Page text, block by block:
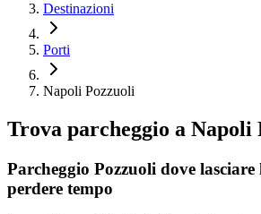
Destinazioni
Porti
Napoli Pozzuoli
Trova parcheggio a Napoli
Parcheggio Pozzuoli dove lasciare
perdere tempo